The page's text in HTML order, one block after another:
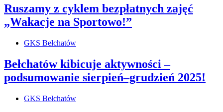
Ruszamy z cyklem bezpłatnych zajęć
„Wakacje na Sportowo!”
GKS Bełchatów
Bełchatów kibicuje aktywności –
podsumowanie sierpień–grudzień 2025!
GKS Bełchatów